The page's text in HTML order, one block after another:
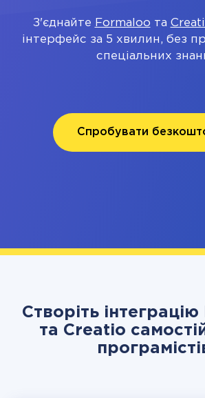
З'єднайте Formaloo та
інтерфейс за 5 хвилин, без
спеціальних
Спробувати
Створіть
та Creatio